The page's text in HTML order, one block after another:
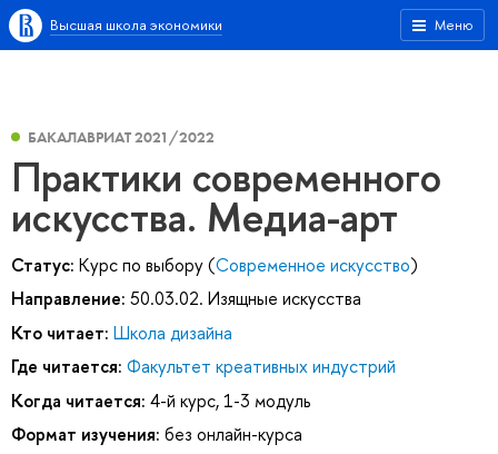
Меню
Высшая школа экономики
БАКАЛАВРИАТ 2021/2022
Практики современного
искусства. Медиа-арт
Статус: Курс по выбору (Современное искусство)
Направление: 50.03.02. Изящные искусства
Кто читает: Школа дизайна
Где читается: Факультет креативных индустрий
Когда читается: 4-й курс, 1-3 модуль
Формат изучения: без онлайн-курса